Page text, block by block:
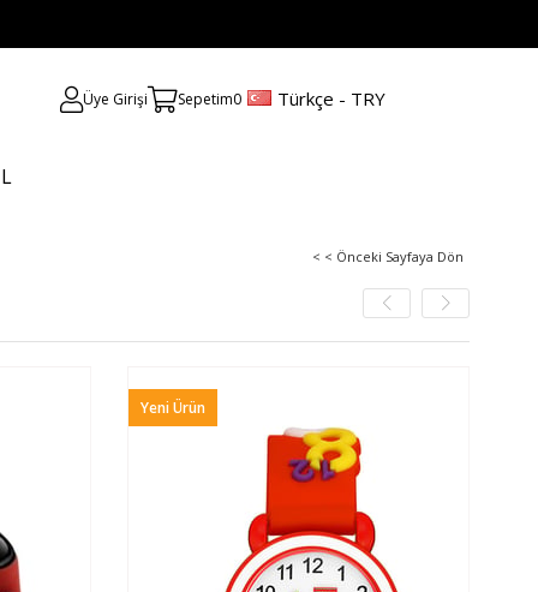
Üye Girişi Sepetim0 Türkçe - TRY
< < Önceki Sayfaya Dön
Yeni Ürün